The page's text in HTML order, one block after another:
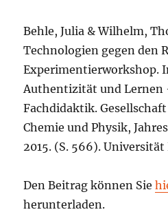
Behle, Julia & Wilhelm,
Technologien gegen den
Experimentierworkshop.
Authentizität und Lernen
Fachdidaktik.
Chemie und Physik,
2015. (S. 566). Universität
Den Beitrag können Sie
herunterladen.